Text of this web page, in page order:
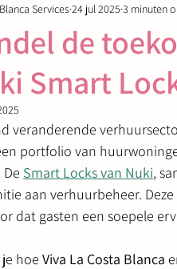
de
Smart
Services24 jul 2025 3 minuten
veranderende
portfolio van
Smart Locks van Nuki,
aan verhuurbeheer.
dat gasten een soepele
hoe Viva La Costa Blanca